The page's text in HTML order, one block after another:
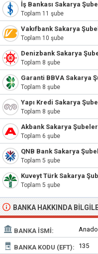
İş Bankası Sakarya
Toplam 11 şube
Vakıfbank Sakarya
Toplam 10 şube
Denizbank Sakarya
Toplam 8 şube
Garanti BBVA Sakarya
Toplam 8 şube
Yapı Kredi Sakarya
Toplam 8 şube
Akbank Sakarya
Toplam 6 şube
QNB Bank Sakarya
Toplam 5 şube
Kuveyt Türk Sakarya
Toplam 5 şube
BANKA HAKKINDA
BANKA İSMI:
BANKA KODU (EFT): 135